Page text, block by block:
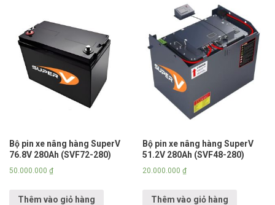
Bộ pin xe nâng hàng SuperV
76.8V 280Ah (SVF72-280)
50.000.000 ₫
Thêm vào giỏ hàng
Bộ pin xe nâng hàng SuperV
51.2V 280Ah (SVF48-280)
20.000.000₫
Thêm vào giỏ hàng